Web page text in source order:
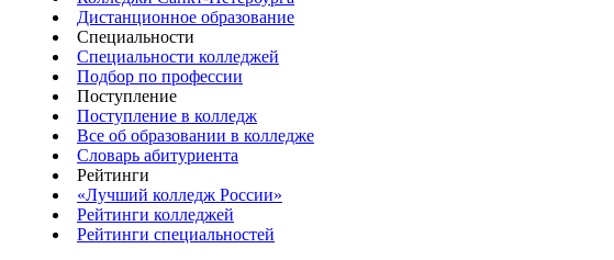
Дистанционное образование
Специальности
Специальности колледжей
Подбор по профессии
Поступление
Поступление в колледж
Все об образовании в колледже
Словарь абитуриента
Рейтинги
«Лучший колледж России»
Рейтинги колледжей
Рейтинги специальностей